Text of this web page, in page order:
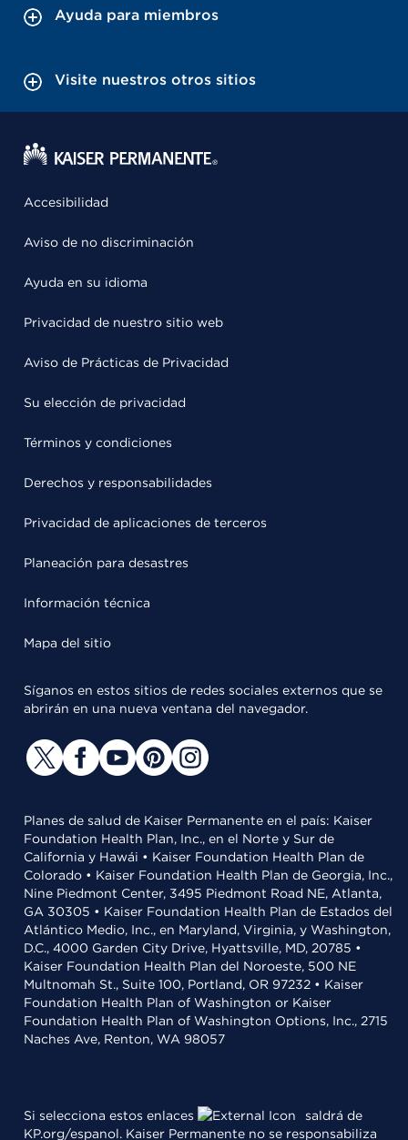
Ayuda para miembros
Visite nuestros otros sitios
Accesibilidad
Aviso de no discriminación
Ayuda en su idioma
Privacidad de nuestro sitio web
Aviso de Prácticas de Privacidad
Su elección de privacidad
Términos y condiciones
Derechos y responsabilidades
Privacidad de aplicaciones de terceros
Planeación para desastres
Información técnica
Mapa del sitio
Síganos en estos sitios de redes sociales externos que se
abrirán en una nueva ventana del navegador.
Planes de salud de Kaiser Permanente en el país: Kaiser
Foundation Health Plan, Inc., en el Norte y Sur de
California y Hawái • Kaiser Foundation Health Plan de
Colorado • Kaiser Foundation Health Plan de Georgia, Inc.,
Nine Piedmont Center, 3495 Piedmont Road NE, Atlanta,
GA 30305 • Kaiser Foundation Health Plan de Estados del
Atlántico Medio, Inc., en Maryland, Virginia, y Washington,
D.C., 4000 Garden City Drive, Hyattsville, MD, 20785 •
Kaiser Foundation Health Plan del Noroeste, 500 NE
Multnomah St., Suite 100, Portland, OR 97232 • Kaiser
Foundation Health Plan of Washington or Kaiser
Foundation Health Plan of Washington Options, Inc., 2715
Naches Ave, Renton, WA 98057
Si selecciona estos enlaces
saldrá de
KP.org/espanol. Kaiser Permanente no se responsabiliza